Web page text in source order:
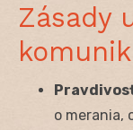
Zásady
o merania,